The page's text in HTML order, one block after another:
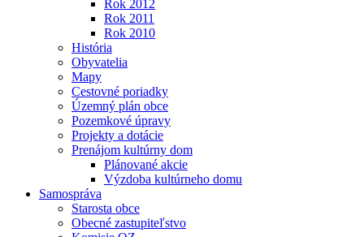
Rok 2012
Rok 2011
Rok 2010
História
Obyvatelia
Mapy
Cestovné poriadky
Územný plán obce
Pozemkové úpravy
Projekty a dotácie
Prenájom kultúrny dom
Plánované akcie
Výzdoba kultúrneho domu
Samospráva
Starosta obce
Obecné zastupiteľstvo